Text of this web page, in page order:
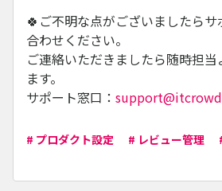
🍀ご不明な点がございましたら
合わせください。
ご連絡いただきましたら随時担
ます。
サポート窓口：
# プロダクト設定 # レビュー管理